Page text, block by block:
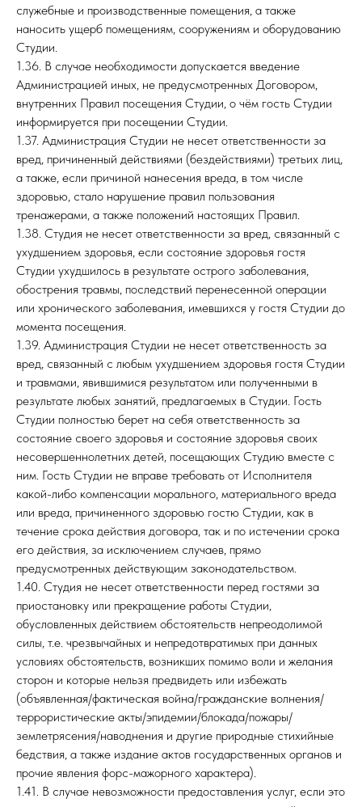
служебные и производственные помещения, а также
наносить ущерб помещениям, сооружениям и оборудованию
Студии.
1.36. В случае необходимости допускается введение
Администрацией иных, не предусмотренных Договором,
внутренних Правил посещения Студии, о чём гость Студии
информируется при посещении Студии.
1.37. Администрация Студии не несет ответственности за
вред, причиненный действиями (бездействиями) третьих лиц,
а также, если причиной нанесения вреда, в том числе
здоровью, стало нарушение правил пользования
тренажерами, а также положений настоящих Правил.
1.38. Студия не несет ответственности за вред, связанный с
ухудшением здоровья, если состояние здоровья гостя
Студии ухудшилось в результате острого заболевания,
обострения травмы, последствий перенесенной операции
или хронического заболевания, имевшихся у гостя Студии до
момента посещения.
1.39. Администрация Студии не несет ответственность за
вред, связанный с любым ухудшением здоровья гостя Студии
и травмами, явившимися результатом или полученными в
результате любых занятий, предлагаемых в Студии. Гость
Студии полностью берет на себя ответственность за
состояние своего здоровья и состояние здоровья своих
несовершеннолетних детей, посещающих Студию вместе с
ним. Гость Студии не вправе требовать от Исполнителя
какой-либо компенсации морального, материального вреда
или вреда, причиненного здоровью гостю Студии, как в
течение срока действия договора, так и по истечении срока
его действия, за исключением случаев, прямо
предусмотренных действующим законодательством.
1.40. Студия не несет ответственности перед гостями за
приостановку или прекращение работы Студии,
обусловленных действием обстоятельств непреодолимой
силы, т.е. чрезвычайных и непредотвратимых при данных
условиях обстоятельств, возникших помимо воли и желания
сторон и которые нельзя предвидеть или избежать
(объявленная/фактическая война/гражданские волнения/
террористические акты/эпидемии/блокада/пожары/
землетрясения/наводнения и другие природные стихийные
бедствия, а также издание актов государственных органов и
прочие явления форс-мажорного характера).
1.41. В случае невозможности предоставления услуг, если это